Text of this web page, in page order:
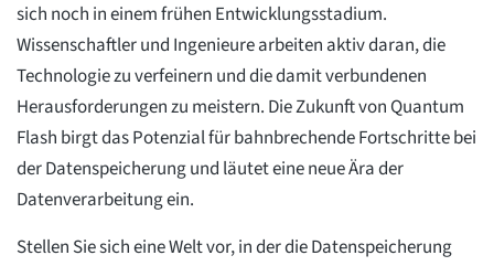
sich noch in einem frühen Entwicklungsstadium.
Wissenschaftler und Ingenieure arbeiten aktiv daran, die
Technologie zu verfeinern und die damit verbundenen
Herausforderungen zu meistern. Die Zukunft von Quantum
Flash birgt das Potenzial für bahnbrechende Fortschritte bei
der Datenspeicherung und läutet eine neue Ära der
Datenverarbeitung ein.
Stellen Sie sich eine Welt vor, in der die Datenspeicherung